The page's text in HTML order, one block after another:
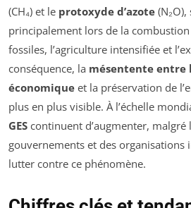
(CH₄) et le protoxyde d’azote
principalement lors de la
fossiles, l’agriculture intensifiée et
conséquence, la mésentente entre
économique et la préservation de
plus en plus visible. À l’échelle
GES continuent d’augmenter, malgré
gouvernements et des
lutter contre ce phénomène.